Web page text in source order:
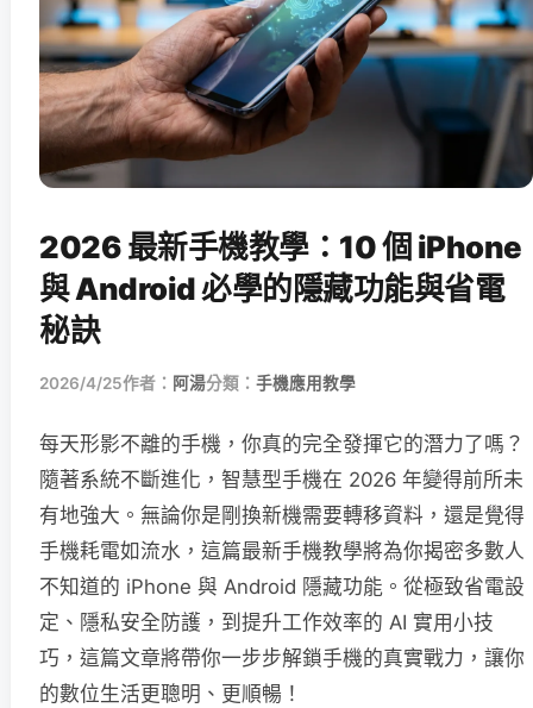
2026 最新手機教學：10 個 iPhone
與 Android 必學的隱藏功能與省電
秘訣
2026/4/25作者： 阿湯分類： 手機應用教學
每天形影不離的手機，你真的完全發揮它的潛力了嗎？
隨著系統不斷進化，智慧型手機在 2026 年變得前所未
有地強大。無論你是剛換新機需要轉移資料，還是覺得
手機耗電如流水，這篇最新手機教學將為你揭密多數人
不知道的 iPhone 與 Android 隱藏功能。從極致省電設
定、隱私安全防護，到提升工作效率的 AI 實用小技
巧，這篇文章將帶你一步步解鎖手機的真實戰力，讓你
的數位生活更聰明、更順暢！